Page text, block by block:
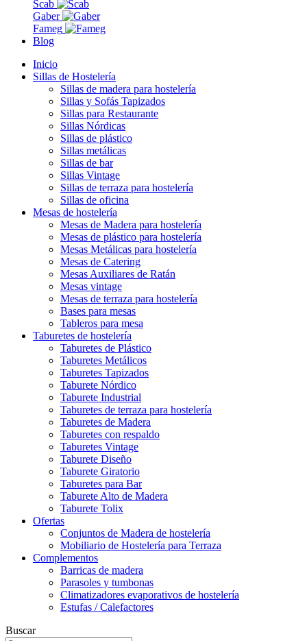
Scab
Gaber
Fameg
Blog
Inicio
Sillas de Hostelería
Sillas de madera para hostelería
Sillas y Sofás Tapizados
Sillas para Restaurante
Sillas Nórdicas
Sillas de plástico
Sillas metálicas
Sillas de bar
Sillas Vintage
Sillas de terraza para hostelería
Sillas de oficina
Mesas de hostelería
Mesas de Madera para hostelería
Mesas de plástico para hostelería
Mesas Metálicas para hostelería
Mesas de Catering
Mesas Auxiliares de Ratán
Mesas vintage
Mesas de terraza para hostelería
Bases para mesas
Tableros para mesa
Taburetes de hostelería
Taburetes de Plástico
Taburetes Metálicos
Taburetes Tapizados
Taburete Nórdico
Taburete Industrial
Taburetes de terraza para hostelería
Taburetes de Madera
Taburetes con respaldo
Taburetes Vintage
Taburete Diseño
Taburete Giratorio
Taburetes para Bar
Taburete Alto de Madera
Taburete Tolix
Ofertas
Conjuntos de Madera de hostelería
Mobiliario de Hostelería para Terraza
Complementos
Barricas de madera
Parasoles y tumbonas
Climatizadores evaporativos de hostelería
Estufas / Calefactores
Buscar